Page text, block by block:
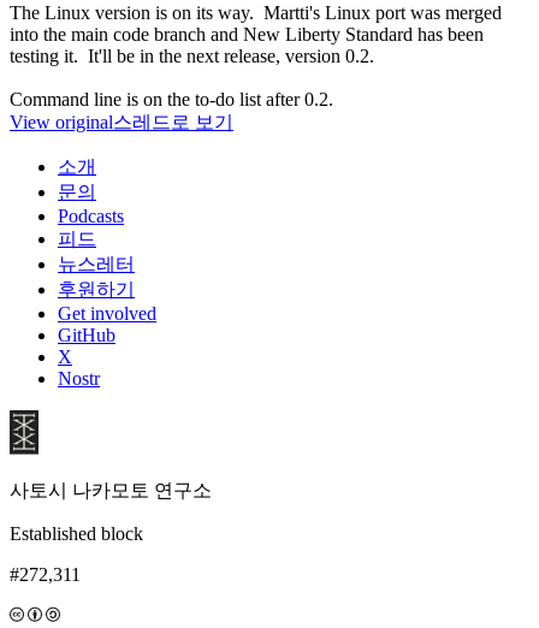
The Linux version is on its way. Martti's Linux port was merged
into the main code branch and New Liberty Standard has been
testing it. It'll be in the next release, version 0.2.
Command line is on the to-do list after 0.2.
View original스레드로 보기
소개
문의
Podcasts
피드
뉴스레터
후원하기
Get involved
GitHub
X
Nostr
사토시 나카모토 연구소
Established block
#272,311